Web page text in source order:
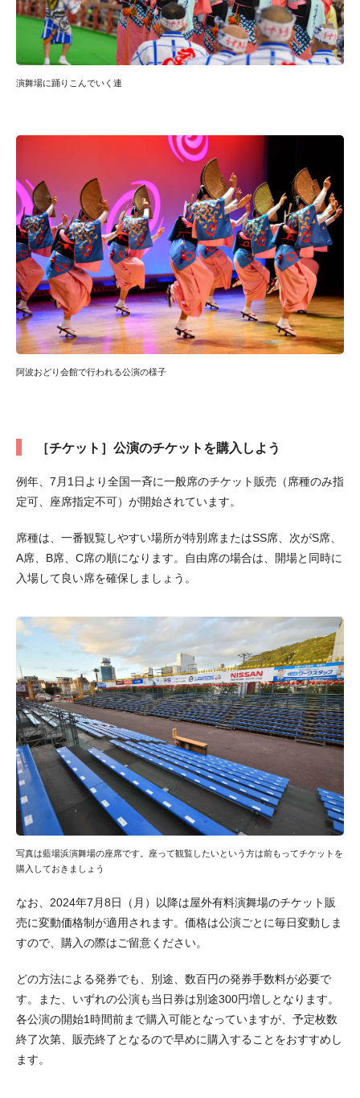
演舞場に踊りこんでいく連
阿波おどり会館で行われる公演の様子
［チケット］公演のチケットを購入しよう
例年、7月1日より全国一斉に一般席のチケット販売（席種のみ指
定可、座席指定不可）が開始されています。
席種は、一番観覧しやすい場所が特別席またはSS席、次がS席、
A席、B席、C席の順になります。自由席の場合は、開場と同時に
入場して良い席を確保しましょう。
写真は藍場浜演舞場の座席です。座って観覧したいという方は前もってチケットを
購入しておきましょう
なお、2024年7月8日（月）以降は屋外有料演舞場のチケット販
売に変動価格制が適用されます。価格は公演ごとに毎日変動しま
すので、購入の際はご留意ください。
どの方法による発券でも、別途、数百円の発券手数料が必要で
す。また、いずれの公演も当日券は別途300円増しとなります。
各公演の開始1時間前まで購入可能となっていますが、予定枚数
終了次第、販売終了となるので早めに購入することをおすすめし
ます。